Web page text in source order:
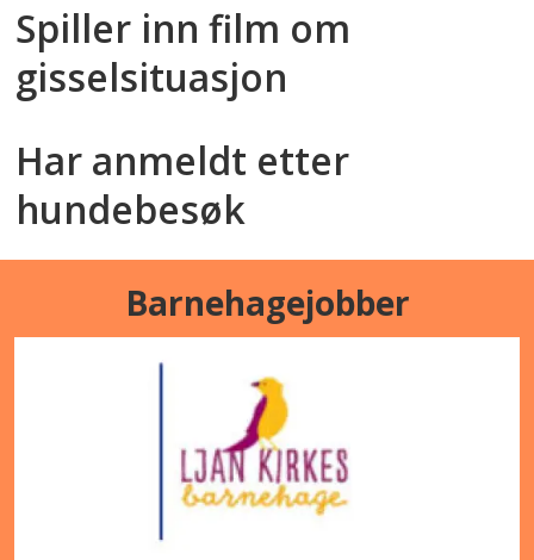
Spiller inn film om
gisselsituasjon
Har anmeldt etter
hundebesøk
Barnehagejobber